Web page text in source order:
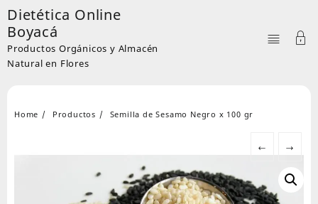
Skip
to
content
Dietética Online
Boyacá
Productos Orgánicos y Almacén
Natural en Flores
Home Productos Semilla de Sesamo Negro x 100 gr
← →